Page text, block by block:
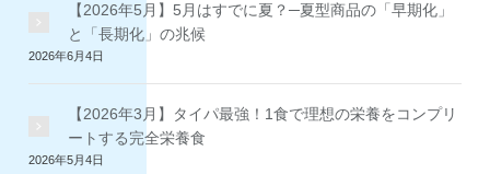
【2026年5月】5月はすでに夏？─夏型商品の「早期化」
と「長期化」の兆候
2026年6月4日
【2026年3月】タイパ最強！1食で理想の栄養をコンプリ
ートする完全栄養食
2026年5月4日